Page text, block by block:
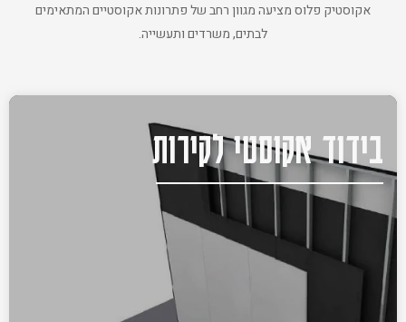
אקוסטיק פלוס מציעה מגוון רחב של פתרונות אקוסטיים המתאימים
לבתים, משרדים ותעשייה.
בידוד אקוסטי לקירות